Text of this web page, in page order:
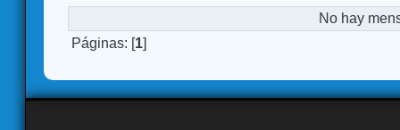
No hay
Páginas: [1]